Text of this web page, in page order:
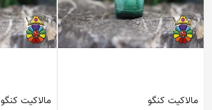
مالاکیت کنگو مالاکیت کنگو